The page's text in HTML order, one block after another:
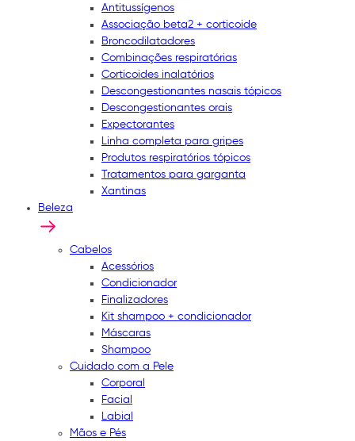
Antitussígenos
Associação beta2 + corticoide
Broncodilatadores
Combinações respiratórias
Corticoides inalatórios
Descongestionantes nasais tópicos
Descongestionantes orais
Expectorantes
Linha completa para gripes
Produtos respiratórios tópicos
Tratamentos para garganta
Xantinas
Beleza
Cabelos
Acessórios
Condicionador
Finalizadores
Kit shampoo + condicionador
Máscaras
Shampoo
Cuidado com a Pele
Corporal
Facial
Labial
Mãos e Pés